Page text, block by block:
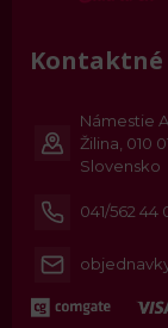
Námestie
Žilina, 010
Slovensko
041/562 44